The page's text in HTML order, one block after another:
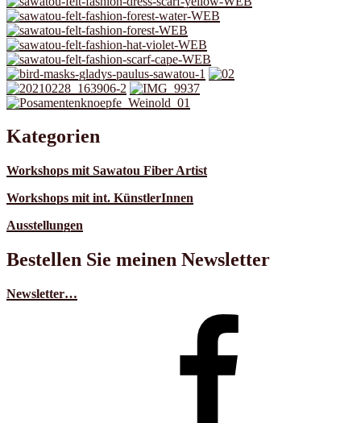
Kategorien
Workshops mit Sawatou Fiber Artist
Workshops mit int. KünstlerInnen
Ausstellungen
Bestellen Sie meinen Newsletter
Newsletter…